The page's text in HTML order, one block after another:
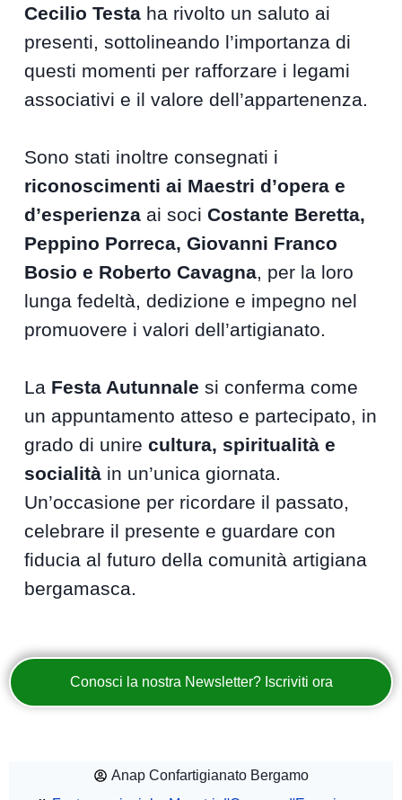
Cecilio Testa ha rivolto un saluto ai
presenti, sottolineando l’importanza di
questi momenti per rafforzare i legami
associativi e il valore dell’appartenenza.
Sono stati inoltre consegnati i
riconoscimenti ai Maestri d’opera e
d’esperienza ai sociCostante Beretta,
Peppino Porreca, Giovanni Franco
Bosio e Roberto Cavagna, per la loro
lunga fedeltà, dedizione e impegno nel
promuovere i valori dell’artigianato.
La Festa Autunnale si conferma come
un appuntamento atteso e partecipato, in
grado di unirecultura, spiritualità e
socialità in un’unica giornata.
Un’occasione per ricordare il passato,
celebrare il presente e guardare con
fiducia al futuro della comunità artigiana
bergamasca.
Conosci la nostra Newsletter? Iscriviti ora
Anap Confartigianato Bergamo